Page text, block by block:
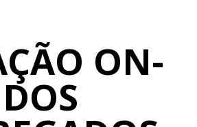
ON-